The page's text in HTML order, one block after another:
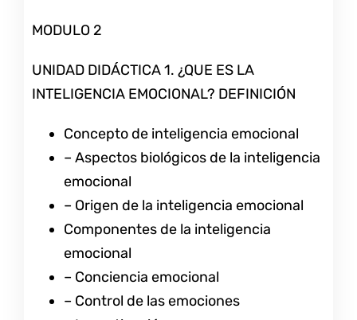
MODULO 2
UNIDAD DIDÁCTICA 1. ¿QUE ES LA
INTELIGENCIA EMOCIONAL? DEFINICIÓN
Concepto de inteligencia emocional
– Aspectos biológicos de la inteligencia
emocional
– Origen de la inteligencia emocional
Componentes de la inteligencia
emocional
– Conciencia emocional
– Control de las emociones